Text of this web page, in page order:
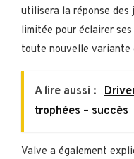
utilisera la réponse
limitée pour éclairer
toute nouvelle
A lire aussi :
trophées – succès
Valve a également